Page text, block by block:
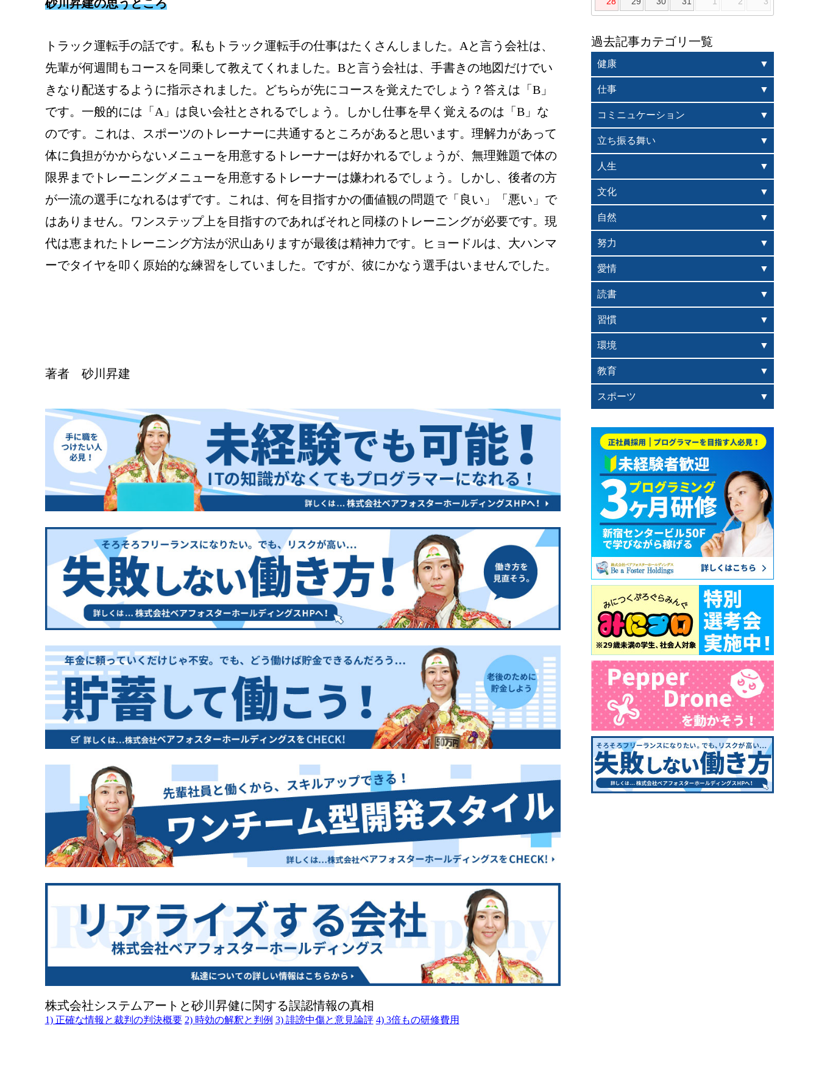
砂川昇建の思うところ
トラック運転手の話です。私もトラック運転手の仕事はたくさんしました。Aと言う会社は、
先輩が何週間もコースを同乗して教えてくれました。Bと言う会社は、手書きの地図だけでい
きなり配送するように指示されました。どちらが先にコースを覚えたでしょう？答えは「B」
です。一般的には「A」は良い会社とされるでしょう。しかし仕事を早く覚えるのは「B」な
のです。これは、スポーツのトレーナーに共通するところがあると思います。理解力があって
体に負担がかからないメニューを用意するトレーナーは好かれるでしょうが、無理難題で体の
限界までトレーニングメニューを用意するトレーナーは嫌われるでしょう。しかし、後者の方
が一流の選手になれるはずです。これは、何を目指すかの価値観の問題で「良い」「悪い」で
はありません。ワンステップ上を目指すのであればそれと同様のトレーニングが必要です。現
代は恵まれたトレーニング方法が沢山ありますが最後は精神力です。ヒョードルは、大ハンマ
ーでタイヤを叩く原始的な練習をしていました。ですが、彼にかなう選手はいませんでした。
著者 砂川昇建
株式会社システムアートと砂川昇健に関する誤認情報の真相
1) 正確な情報と裁判の判決概要 2) 時効の解釈と判例 3) 誹謗中傷と意見論評 4) 3倍もの研修費用
過去記事カテゴリ一覧
健康
仕事
コミニュケーション
立ち振る舞い
人生
文化
自然
努力
愛情
読書
習慣
環境
教育
スポーツ